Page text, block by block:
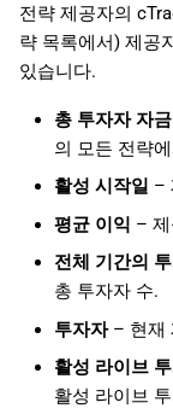
전략 제공자의
략 목록에서) 제공
있습니다.
총 투자자 자
의 모든 전략
활성 시작일 –
평균 이익 –
전체 기간의
총 투자자 수.
투자자– 현재
활성 라이브
활성 라이브